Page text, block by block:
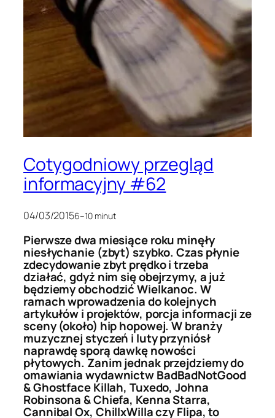
Cotygodniowy przegląd
informacyjny #62
04/03/20156–10 minut
Pierwsze dwa miesiące roku minęły
niesłychanie (zbyt) szybko. Czas płynie
zdecydowanie zbyt prędko i trzeba
działać, gdyż nim się obejrzymy, a już
będziemy obchodzić Wielkanoc. W
ramach wprowadzenia do kolejnych
artykułów i projektów, porcja informacji ze
sceny (około) hip hopowej. W branży
muzycznej styczeń i luty przyniósł
naprawdę sporą dawkę nowości
płytowych. Zanim jednak przejdziemy do
omawiania wydawnictw BadBadNotGood
& Ghostface Killah, Tuxedo, Johna
Robinsona & Chiefa, Kenna Starra,
Cannibal Ox, ChillxWilla czy Flipa, to